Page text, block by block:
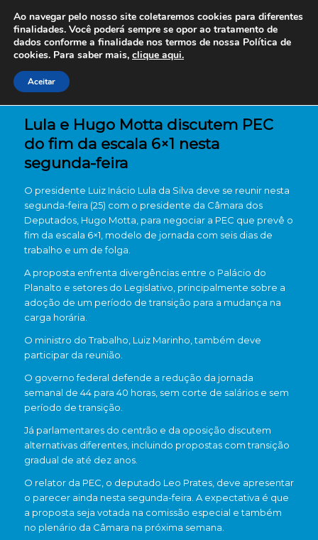
Lula e Hugo Motta discutem PEC
do fim da escala 6×1 nesta
segunda-feira
O presidente Luiz Inácio Lula da Silva deve se reunir nesta
segunda-feira (25) com o presidente da Câmara dos
Deputados, Hugo Motta , para negociar a PEC que prevê o
fim da escala 6×1, modelo de jornada com seis dias de
trabalho e um de folga.
A proposta enfrenta divergências entre o Palácio do
Planalto e setores do Legislativo, principalmente sobre a
adoção de um período de transição para a mudança na
carga horária.
O ministro do Trabalho, Luiz Marinho , também deve
participar da reunião.
O governo federal defende a redução da jornada
semanal de 44 para 40 horas, sem corte de salários e sem
período de transição.
Já parlamentares do centrão e da oposição discutem
alternativas diferentes, incluindo propostas com transição
gradual de até dez anos.
O relator da PEC, o deputado Leo Prates, deve apresentar
o parecer ainda nesta segunda-feira. A expectativa é que
a proposta seja votada na comissão especial e também
no plenário da Câmara na próxima semana.
Ao navegar pelo nosso site coletaremos cookies para diferentes
finalidades. Você poderá sempre se opor ao tratamento de
dados conforme a finalidade nos termos de nossa Política de
cookies. Para saber mais, clique aqui.
Aceitar